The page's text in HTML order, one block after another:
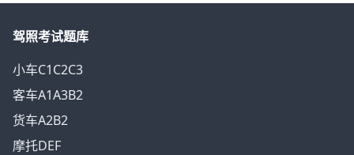
驾照考试题库
小车C1C2C3
客车A1A3B2
货车A2B2
摩托DEF